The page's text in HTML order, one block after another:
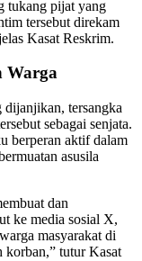
tukang pijat yang
tersebut direkam
Kasat Reskrim.
Warga
dijanjikan, tersangka
sebagai senjata.
berperan aktif dalam
asusila
dan
ke media sosial X,
masyarakat di
tutur Kasat